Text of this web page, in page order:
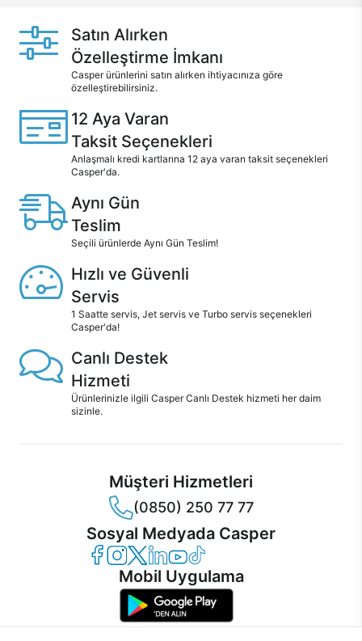
Satın Alırken
Özelleştirme İmkanı
Casper ürünlerini satın alırken ihtiyacınıza göre
özelleştirebilirsiniz.
12 Aya Varan
Taksit Seçenekleri
Anlaşmalı kredi kartlarına 12 aya varan taksit seçenekleri
Casper'da.
Aynı Gün
Teslim
Seçili ürünlerde Aynı Gün Teslim!
Hızlı ve Güvenli
Servis
1 Saatte servis, Jet servis ve Turbo servis seçenekleri
Casper'da!
Canlı Destek
Hizmeti
Ürünlerinizle ilgili Casper Canlı Destek hizmeti her daim
sizinle.
Müşteri Hizmetleri
(0850) 250 77 77
Sosyal Medyada Casper
Casper Facebook
Casper Instagram
Casper Twitter
Casper LinkedIn
Casper YouTube
Casper TikTok
Mobil Uygulama